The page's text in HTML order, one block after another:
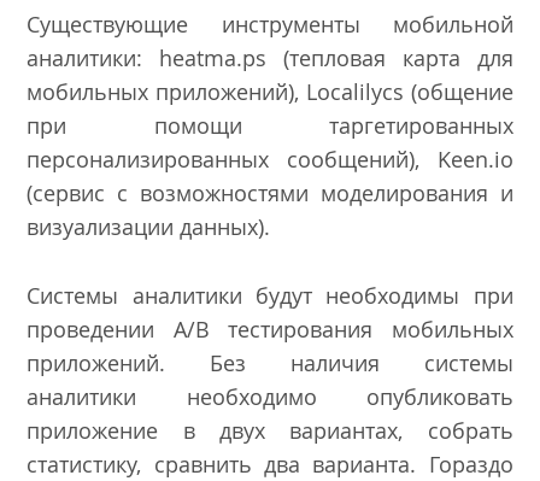
Существующие инструменты мобильной
аналитики: heatma.ps (тепловая карта для
мобильных приложений), Localilycs (общение
при помощи таргетированных
персонализированных сообщений), Keen.io
(сервис с возможностями моделирования и
визуализации данных).
Системы аналитики будут необходимы при
проведении A/B тестирования мобильных
приложений. Без наличия системы
аналитики необходимо опубликовать
приложение в двух вариантах, собрать
статистику, сравнить два варианта. Гораздо